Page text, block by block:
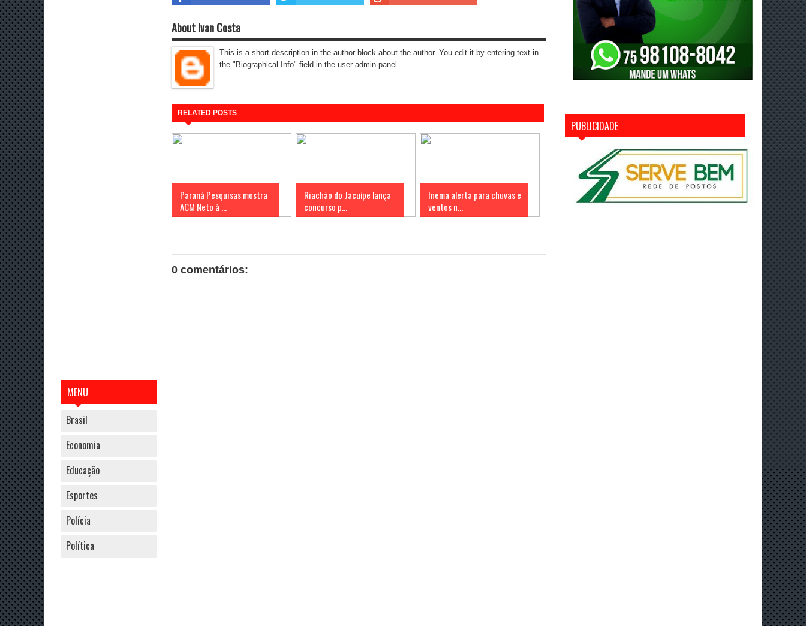
MENU
Brasil
Economia
Educação
Esportes
Polícia
Política
About Ivan Costa
This is a short description in the author block about the author. You edit it by entering text in
the "Biographical Info" field in the user admin panel.
RELATED POSTS
Paraná Pesquisas mostra
ACM Neto à ...
Riachão do Jacuípe lança
concurso p...
Inema alerta para chuvas e
ventos n...
0 comentários:
PUBLICIDADE